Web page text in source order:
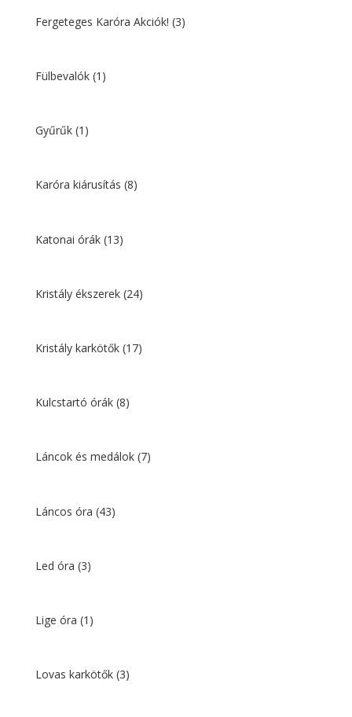
Fergeteges Karóra Akciók! (3)
Fülbevalók (1)
Gyűrűk (1)
Karóra kiárusítás (8)
Katonai órák (13)
Kristály ékszerek (24)
Kristály karkötők (17)
Kulcstartó órák (8)
Láncok és medálok (7)
Láncos óra (43)
Led óra (3)
Lige óra (1)
Lovas karkötők (3)